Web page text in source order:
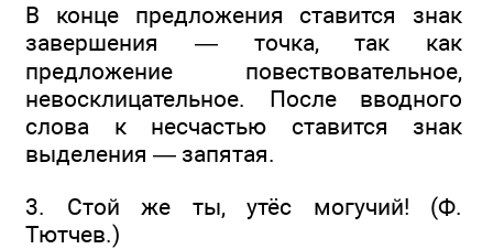
В конце предложения ставится знак
завершения — точка, так как
предложение повествовательное,
невосклицательное. После вводного
слова к несчастью ставится знак
выделения — запятая.
3. Стой же ты, утёс могучий! (Ф.
Тютчев.)